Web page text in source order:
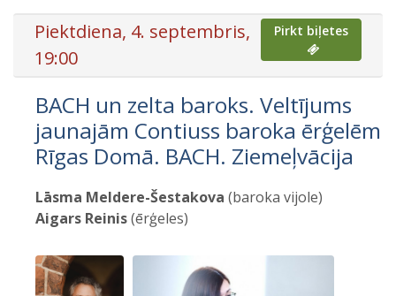
Piektdiena, 4. septembris,
19:00
Pirkt biļetes
BACH un zelta baroks. Veltījums
jaunajām Contiuss baroka ērģelēm
Rīgas Domā. BACH. Ziemeļvācija
Lāsma Meldere-Šestakova (baroka vijole)
Aigars Reinis(ērģeles)